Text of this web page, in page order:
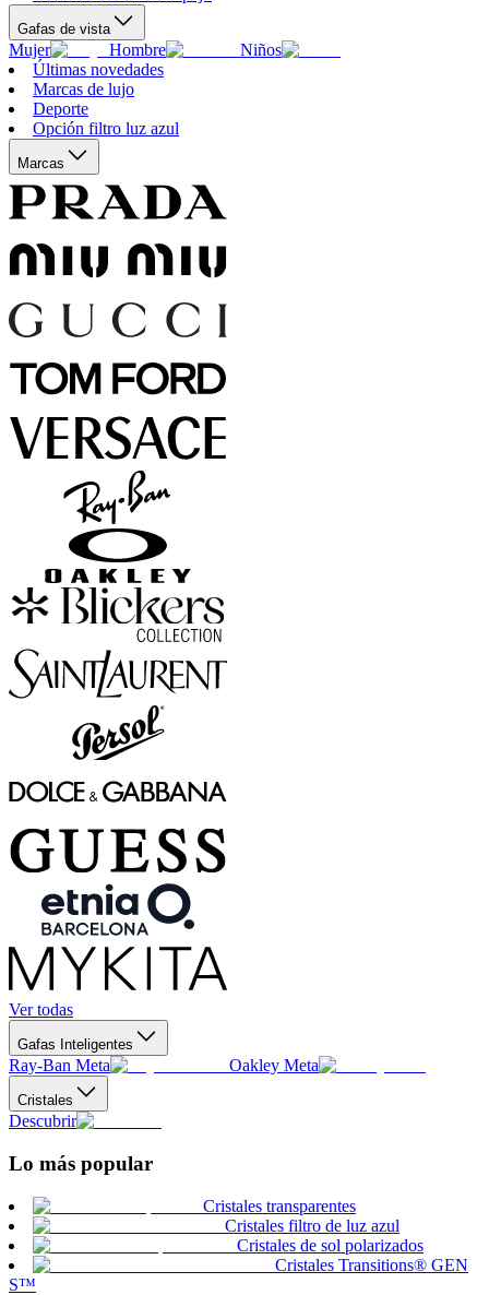
Gafas de vista
Mujer Hombre
Niños
Últimas novedades
Marcas de lujo
Deporte
Opción filtro luz azul
Marcas
Ver todas
Gafas Inteligentes
Ray-Ban Meta Oakley Meta
Cristales
Descubrir
Lo más popular
Cristales transparentes
Cristales filtro de luz azul
Cristales de sol polarizados
Cristales Transitions® GEN
S™